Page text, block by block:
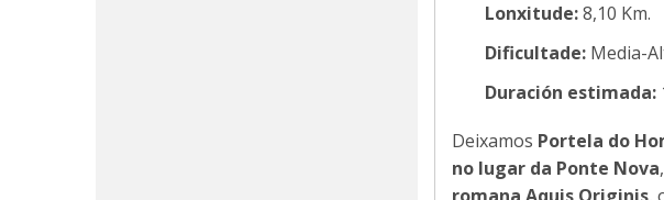
Lonxitude:8,10 Km.
Dificultade:Media-
Duración estimada:
Deixamos Portela do
no lugar da Ponte Nova